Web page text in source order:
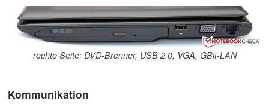
rechte Seite: DVD-Brenner, USB 2.0, VGA, GBit-LAN
Kommunikation